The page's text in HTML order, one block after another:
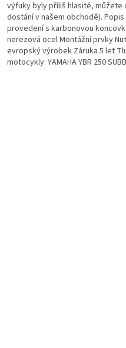
výfuky byly příliš hlasité, můžete
dostání v našem obchodě).
provedení s karbonovou
nerezová ocel Montážní prvky
evropský výrobek Záruka 5 let
motocykly: YAMAHA YBR 250